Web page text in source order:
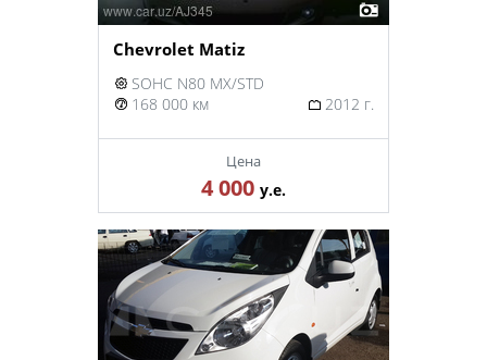
Chevrolet Matiz
SOHC N80 MX/STD
168 000 км
2012 г.
Цена
4 000 у.е.